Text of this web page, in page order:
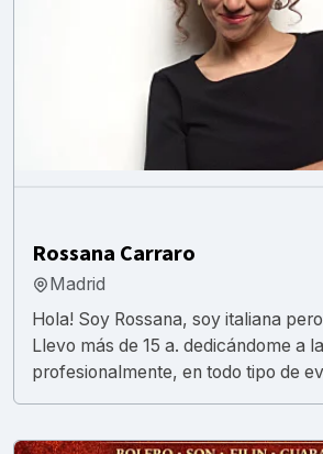
Rossana Carraro
Madrid
Hola! Soy Rossana, soy italiana
Llevo más de 15 a. dedicándome a
profesionalmente, en todo tipo de